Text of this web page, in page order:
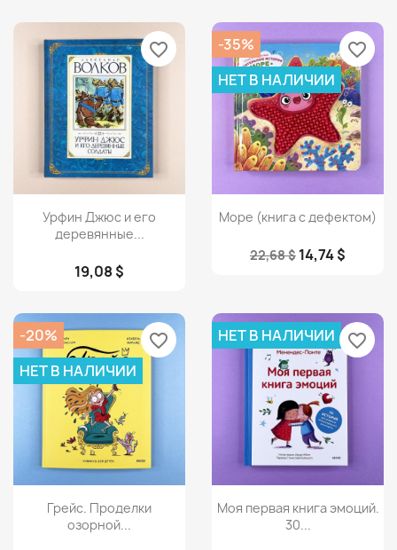
Просмотр
Урфин Джюс и его
деревянные...
19,08 $
favorite_border
Просмотр
Море (книга с дефектом)
22,68 $ 14,74 $
-35%
НЕТ В НАЛИЧИИ
favorite_border
Просмотр
Грейс. Проделки
озорной...
-20%
НЕТ В НАЛИЧИИ
favorite_border
Просмотр
Моя первая книга эмоций.
30...
НЕТ В НАЛИЧИИ favorite_border